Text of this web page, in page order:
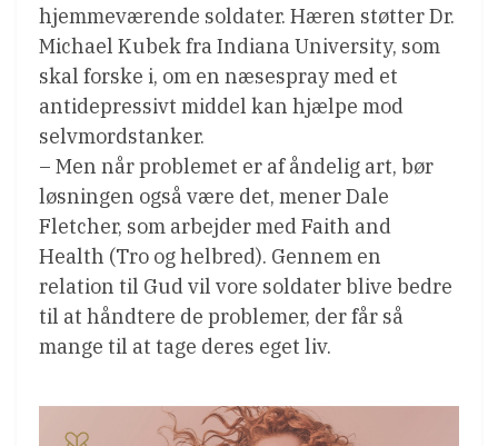
hjemmeværende soldater. Hæren støtter Dr.
Michael Kubek fra Indiana University, som
skal forske i, om en næsespray med et
antidepressivt middel kan hjælpe mod
selvmordstanker.
– Men når problemet er af åndelig art, bør
løsningen også være det, mener Dale
Fletcher, som arbejder med Faith and
Health (Tro og helbred). Gennem en
relation til Gud vil vore soldater blive bedre
til at håndtere de problemer, der får så
mange til at tage deres eget liv.